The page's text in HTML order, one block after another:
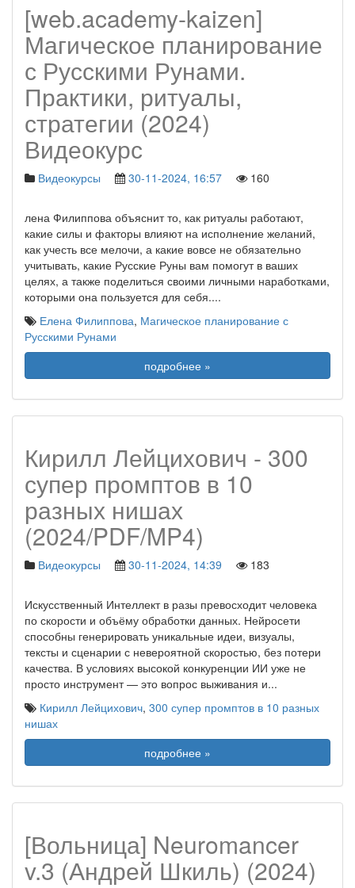
[web.academy-kaizen]
Магическое планирование
с Русскими Рунами.
Практики, ритуалы,
стратегии (2024)
Видеокурс
Видеокурсы 30-11-2024, 16:57 160
лена Филиппова объяснит то, как ритуалы работают,
какие силы и факторы влияют на исполнение желаний,
как учесть все мелочи, а какие вовсе не обязательно
учитывать, какие Русские Руны вам помогут в ваших
целях, а также поделиться своими личными наработками,
которыми она пользуется для себя....
Елена Филиппова, Магическое планирование с
Русскими Рунами
подробнее »
Кирилл Лейцихович - 300
супер промптов в 10
разных нишах
(2024/PDF/MP4)
Видеокурсы 30-11-2024, 14:39 183
Искусственный Интеллект в разы превосходит человека
по скорости и объёму обработки данных. Нейросети
способны генерировать уникальные идеи, визуалы,
тексты и сценарии с невероятной скоростью, без потери
качества. В условиях высокой конкуренции ИИ уже не
просто инструмент — это вопрос выживания и...
Кирилл Лейцихович, 300 супер промптов в 10 разных
нишах
подробнее »
[Вольница] Neuromancer
v.3 (Андрей Шкиль) (2024)